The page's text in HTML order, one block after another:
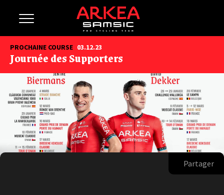
PROCHAINE COURSE 03.12.23
Journée des Supporters
Partager